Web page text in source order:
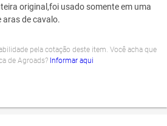
original,foi usado somente em uma
aras de cavalo.
pela cotação deste item. Você acha que
de Agroads? Informar aqui